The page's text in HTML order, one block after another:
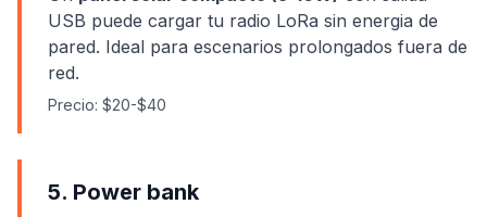
USB puede cargar tu radio LoRa sin energia de
pared. Ideal para escenarios prolongados fuera de
red.
Precio: $20-$40
5. Power bank